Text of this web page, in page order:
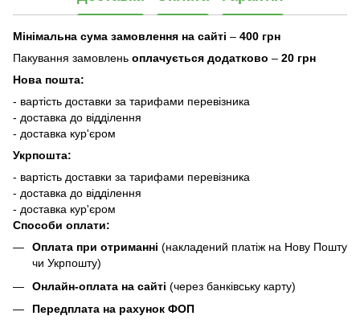
Мінімальна сума замовлення на сайті – 400 грн
Пакування замовлень оплачується додатково – 20 грн
Нова пошта:
- вартість доставки за тарифами перевізника
- доставка до відділення
- доставка кур'єром
Укрпошта:
- вартість доставки за тарифами перевізника
- доставка до відділення
- доставка кур'єром
Способи оплати:
Оплата при отриманні (накладений платіж на Нову Пошту
чи Укрпошту)
Онлайн-оплата на сайті (через банківську карту)
Передплата на рахунок ФОП